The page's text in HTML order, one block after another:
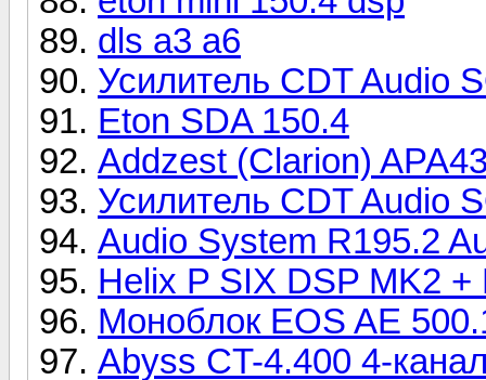
dls a3 a6
Усилитель CDT Audio
Eton SDA 150.4
Addzest (Clarion)
Усилитель CDT Audio
Audio System R195.2
Helix P SIX DSP MK2 +
Моноблок EOS AE
Abyss CT-4.400 4-